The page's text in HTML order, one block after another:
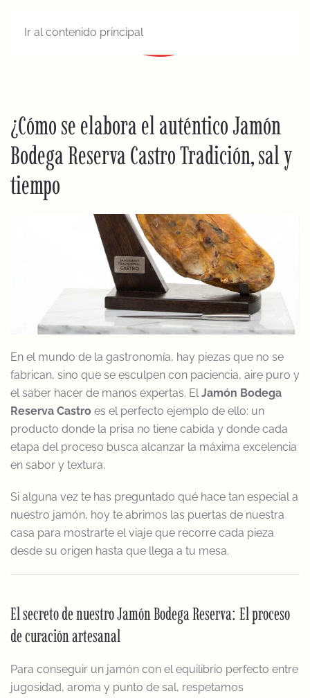
Ir al contenido principal
¿Cómo se elabora el auténtico Jamón
Bodega Reserva Castro Tradición, sal y
tiempo
En el mundo de la gastronomía, hay piezas que no se
fabrican, sino que se esculpen con paciencia, aire puro y
el saber hacer de manos expertas. ElJamón Bodega
Reserva Castro es el perfecto ejemplo de ello: un
producto donde la prisa no tiene cabida y donde cada
etapa del proceso busca alcanzar la máxima excelencia
en sabor y textura.
Si alguna vez te has preguntado qué hace tan especial a
nuestro jamón, hoy te abrimos las puertas de nuestra
casa para mostrarte el viaje que recorre cada pieza
desde su origen hasta que llega a tu mesa.
El secreto de nuestro Jamón Bodega Reserva: El proceso
de curación artesanal
Para conseguir un jamón con el equilibrio perfecto entre
jugosidad, aroma y punto de sal, respetamos